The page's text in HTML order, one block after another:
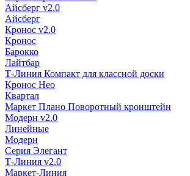
Айсберг v2.0
Айсберг
Кронос v2.0
Кронос
Барокко
Лайтбар
Т-Линия Компакт для классной доски
Кронос Нео
Квартал
Маркет Плано Поворотный кронштейн
Модерн v2.0
Линейные
Модерн
Серия Элегант
Т-Линия v2.0
Маркет-Линия